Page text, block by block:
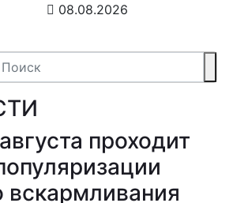
08.08.2026
проходит
вскармливания